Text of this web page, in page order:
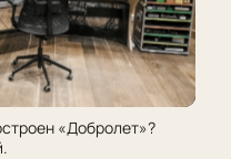
«Добролет»?